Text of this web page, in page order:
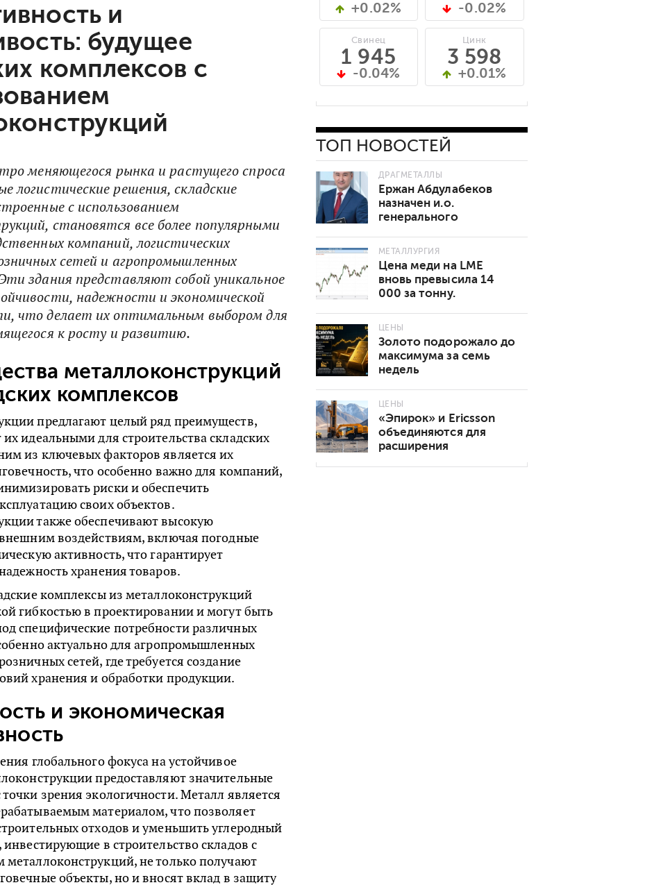
и
будущее
комплексов с
меняющегося рынка и растущего спроса
логистические решения, складские
с использованием
становятся все более популярными
компаний, логистических
сетей и агропромышленных
здания представляют собой уникальное
надежности и экономической
что делает их оптимальным выбором для
к росту и развитию.
металлоконструкций
комплексов
предлагают целый ряд преимуществ,
идеальными для строительства складских
из ключевых факторов является их
что особенно важно для компаний,
риски и обеспечить
своих объектов.
также обеспечивают высокую
воздействиям, включая погодные
активность, что гарантирует
хранения товаров.
комплексы из металлоконструкций
гибкостью в проектировании и могут быть
специфические потребности различных
актуально для агропромышленных
сетей, где требуется создание
хранения и обработки продукции.
и экономическая
глобального фокуса на устойчивое
предоставляют значительные
зрения экологичности. Металл является
материалом, что позволяет
отходов и уменьшить углеродный
в строительство складов с
металлоконструкций, не только получают
объекты, но и вносят вклад в защиту
+0.02%
Свинец
1 945
-0.04%
-0.02%
Цинк
3 598
+0.01%
ТОП НОВОСТЕЙ
ДРАГМЕТАЛЛЫ
Ержан Абдулабеков
назначен и.о.
генерального
МЕТАЛЛУРГИЯ
Цена меди на LME
вновь превысила 14
000 за тонну.
роста
ЦЕНЫ
Золото подорожало до
максимума за семь
недель
ЦЕНЫ
«Эпирок» и Ericsson
объединяются для
расширения